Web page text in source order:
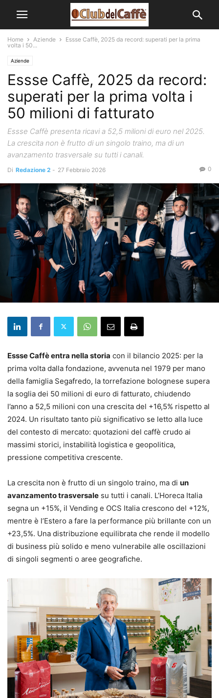
Home Aziende
Essse Caffè, 2025 da record: superati per la prima
volta i 50...
Aziende
Essse Caffè, 2025 da record:
superati per la prima volta i
50 milioni di fatturato
Essse Caffè presenta ricavi a 52,5 milioni di euro nel 2025.
La crescita non è frutto di un singolo traino, ma di un
avanzamento trasversale su tutti i canali.
Di Redazione 2 - 27 Febbraio 2026 0
Essse Caffè entra nella storia con il bilancio 2025: per la
prima volta dalla fondazione, avvenuta nel 1979 per mano
della famiglia Segafredo, la torrefazione bolognese supera
la soglia dei 50 milioni di euro di fatturato, chiudendo
l’anno a 52,5 milioni con una crescita del +16,5% rispetto al
2024. Un risultato tanto più significativo se letto alla luce
del contesto di mercato: quotazioni del caffè crudo ai
massimi storici, instabilità logistica e geopolitica,
pressione competitiva crescente.
La crescita non è frutto di un singolo traino, ma di un
avanzamento trasversale su tutti i canali. L’Horeca Italia
segna un +15%, il Vending e OCS Italia crescono del +12%,
mentre è l’Estero a fare la performance più brillante con un
+23,5%. Una distribuzione equilibrata che rende il modello
di business più solido e meno vulnerabile alle oscillazioni
di singoli segmenti o aree geografiche.